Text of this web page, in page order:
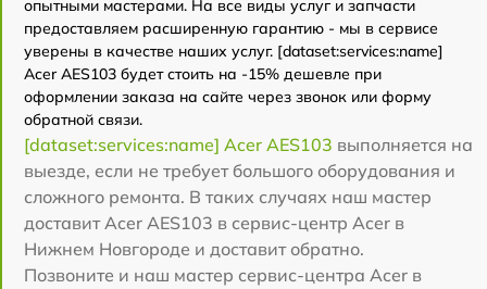
опытными мастерами. На все виды услуг и запчасти
предоставляем расширенную гарантию - мы в сервисе
уверены в качестве наших услуг. [dataset:services:name]
Acer AES103 будет стоить на -15% дешевле при
оформлении заказа на сайте через звонок или форму
обратной связи.
[dataset:services:name] Acer AES103 выполняется на
выезде, если не требует большого оборудования и
сложного ремонта. В таких случаях наш мастер
доставит Acer AES103 в сервис-центр Acer в
Нижнем Новгороде и доставит обратно.
Позвоните и наш мастер сервис-центра Acer в